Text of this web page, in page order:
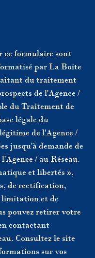
ce formulaire sont
par La Boite
du traitement
de l'Agence /
du Traitement de
légale du
de l'Agence /
jusqu'à demande de
/ au Réseau.
et libertés »,
de rectification,
limitation et de
pouvez retirer votre
contactant
Consultez le site
sur vos